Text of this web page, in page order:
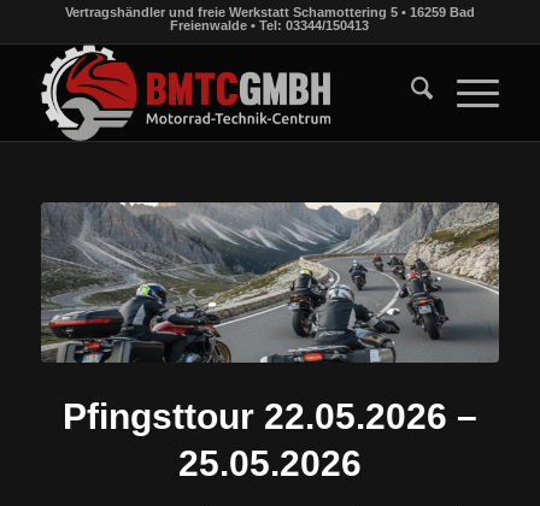
Vertragshändler und freie Werkstatt Schamottering 5 • 16259 Bad
Freienwalde • Tel: 03344/150413
Pfingsttour 22.05.2026 –
25.05.2026